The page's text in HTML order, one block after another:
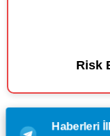
Risk
Haberleri